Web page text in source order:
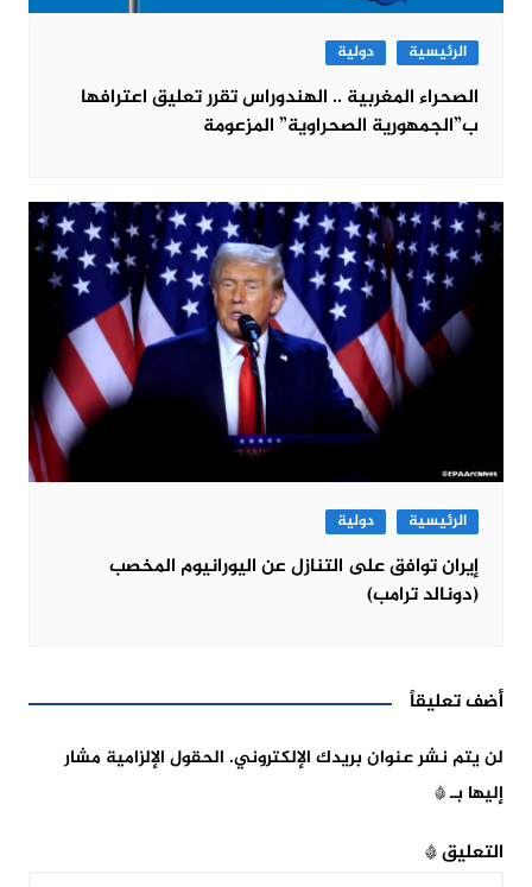
الرئيسية دولية
الصحراء المغربية .. الهندوراس تقرر تعليق اعترافها
ب”الجمهورية الصحراوية” المزعومة
الرئيسية دولية
إيران توافق على التنازل عن اليورانيوم المخصب
(دونالد ترامب)
أضف تعليقاً
لن يتم نشر عنوان بريدك الإلكتروني. الحقول الإلزامية مشار
إليها بـ*
التعليق*